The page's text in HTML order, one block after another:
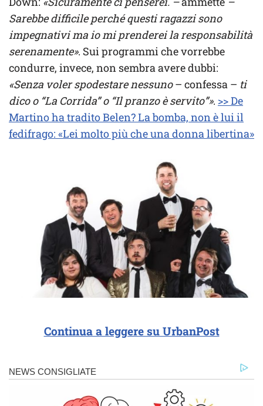
Sarebbe difficile perché questi ragazzi sono
impegnativi ma io mi prenderei la responsabilità
serenamente». Sui programmi che vorrebbe
condurre, invece, non sembra avere dubbi:
«Senza voler spodestare nessuno– confessa – ti
dico o “La Corrida” o “Il pranzo è servito”». >> De
Martino ha tradito Belen? La bomba, non è lui il
fedifrago: «Lei molto più che una donna libertina»
Continua a leggere su UrbanPost